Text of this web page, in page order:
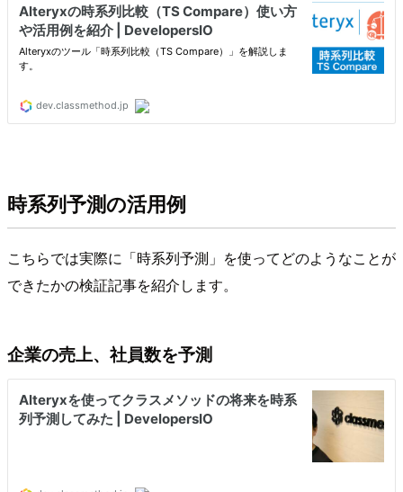
時系列予測の活用例
こちらでは実際に「時系列予測」を使ってどのようなことが
できたかの検証記事を紹介します。
企業の売上、社員数を予測